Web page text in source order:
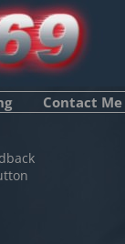
Contact Me